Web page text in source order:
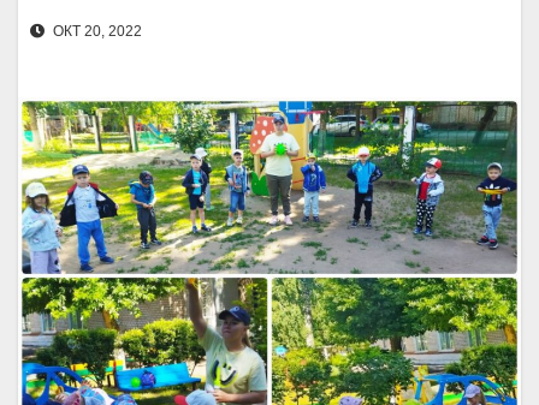
ОКТ 20, 2022